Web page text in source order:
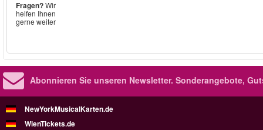
Fragen?Wir
helfen Ihnen
gerne weiter
Abonnieren Sie unseren Newsletter. Sonderangebote,
NewYorkMusicalKarten.de
WienTickets.de